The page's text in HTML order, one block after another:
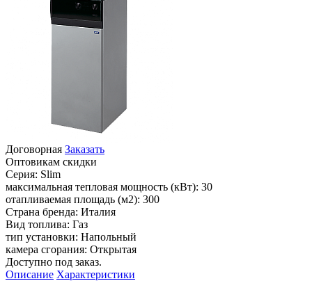
Договорная Заказать
Оптовикам скидки
Серия: Slim
максимальная тепловая мощность (кВт): 30
отапливаемая площадь (м2): 300
Страна бренда: Италия
Вид топлива: Газ
тип установки: Напольный
камера сгорания: Открытая
Доступно под заказ.
Описание Характеристики